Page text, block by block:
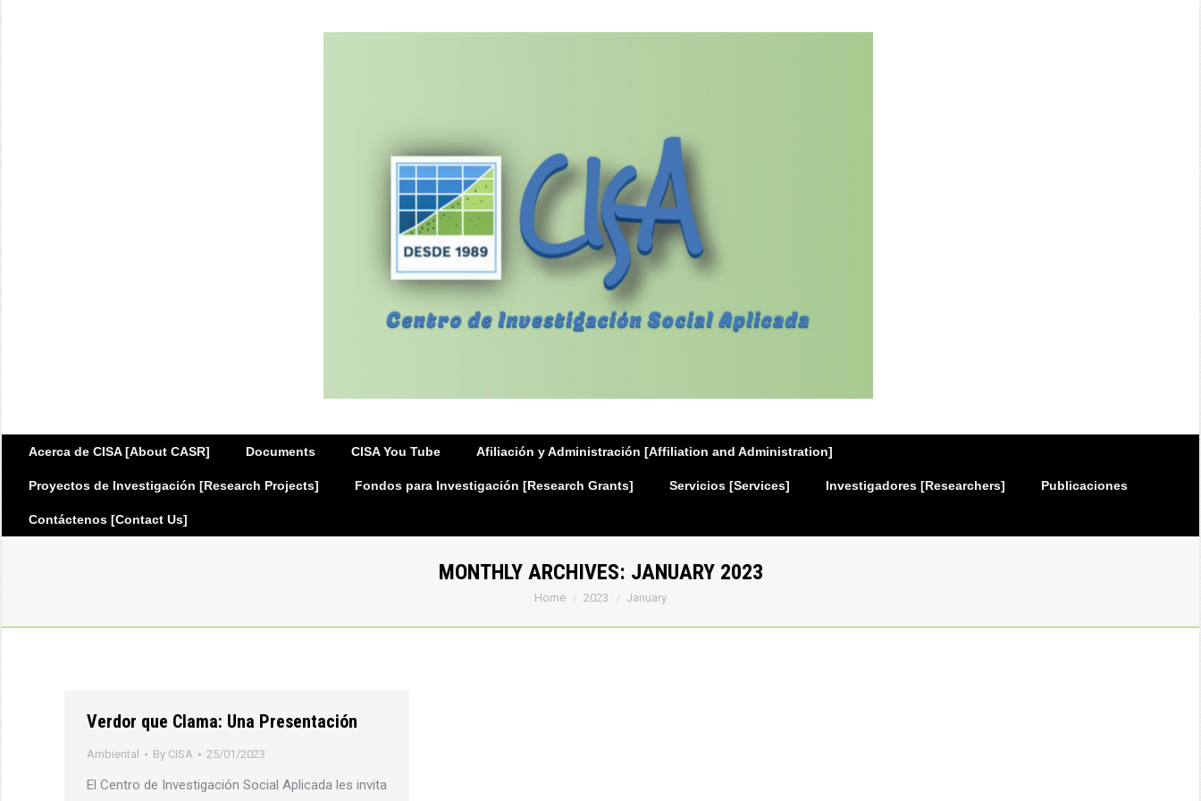
Acerca de CISA [About CASR] Documents CISA You Tube Afiliación y Administración [Affiliation and Administration]
Proyectos de Investigación [Research Projects] Fondos para Investigación [Research Grants] Servicios [Services] Investigadores [Researchers] Publicaciones
Contáctenos [Contact Us]
MONTHLY ARCHIVES: JANUARY 2023
You are here:
Home 2023 January
Verdor que Clama: Una Presentación
Ambiental By CISA 25/01/2023
El Centro de Investigación Social Aplicada les invita